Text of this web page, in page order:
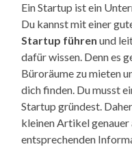
Ein Startup ist ein
Du kannst mit einer
Startup führen und
dafür wissen. Denn es
Büroräume zu mieten
dich finden. Du musst
Startup gründest.
kleinen Artikel genauer
entsprechenden